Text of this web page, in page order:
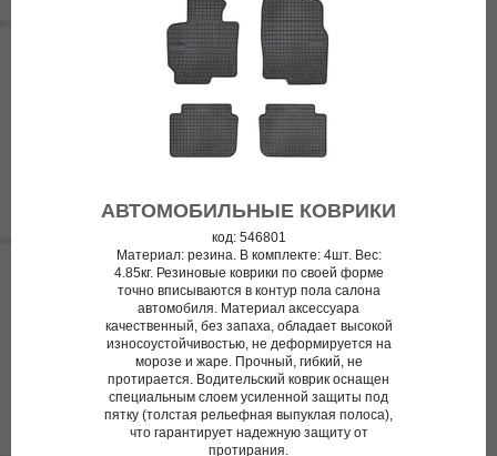
АВТОМОБИЛЬНЫЕ КОВРИКИ
код: 546801
Материал: резина. В комплекте: 4шт. Вес:
4.85кг. Резиновые коврики по своей форме
точно вписываются в контур пола салона
автомобиля. Материал аксессуара
качественный, без запаха, обладает высокой
износоустойчивостью, не деформируется на
морозе и жаре. Прочный, гибкий, не
протирается. Водительский коврик оснащен
специальным слоем усиленной защиты под
пятку (толстая рельефная выпуклая полоса),
что гарантирует надежную защиту от
протирания.